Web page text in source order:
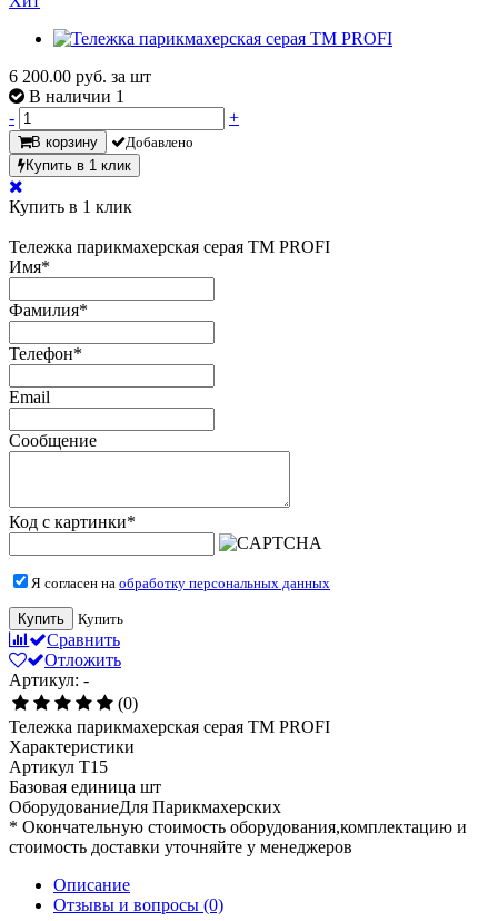
6 200.00 руб. за шт
В наличии 1
-
+
В корзину
Добавлено
Купить в 1 клик
Купить в 1 клик
Тележка парикмахерская серая TM PROFI
Имя*
Фамилия*
Телефон*
Email
Сообщение
Код с картинки*
Я согласен на обработку персональных данных
Купить Купить
Сравнить
Отложить
Артикул: -
(0)
Тележка парикмахерская серая TM PROFI
Характеристики
Артикул T15
Базовая единица шт
ОборудованиеДля Парикмахерских
* Окончательную стоимость оборудования,комплектацию и
стоимость доставки уточняйте у менеджеров
Описание
Отзывы и вопросы (0)